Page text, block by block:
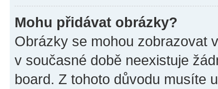
Mohu přidávat obrázky?
Obrázky se mohou zobrazovat
v současné době neexistuje
board. Z tohoto důvodu musíte